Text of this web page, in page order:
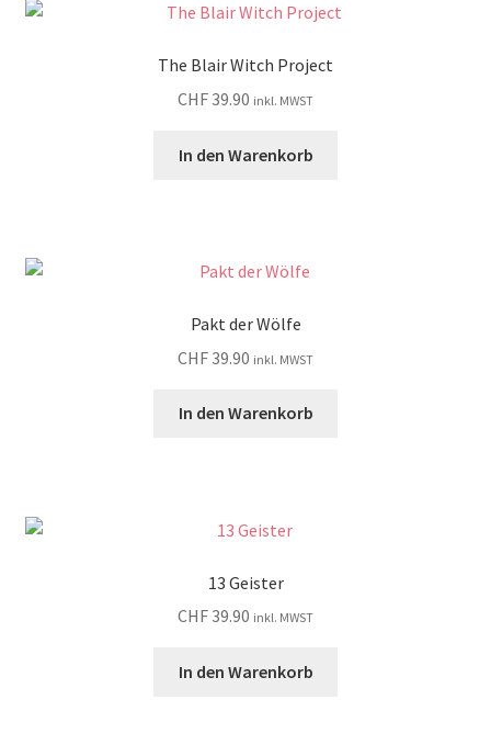
The Blair Witch Project
CHF39.90 inkl. MWST
In den Warenkorb
Pakt der Wölfe
CHF39.90 inkl. MWST
In den Warenkorb
13 Geister
CHF39.90 inkl. MWST
In den Warenkorb